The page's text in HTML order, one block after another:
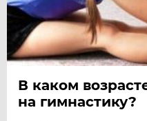
В каком
на гимнастику?